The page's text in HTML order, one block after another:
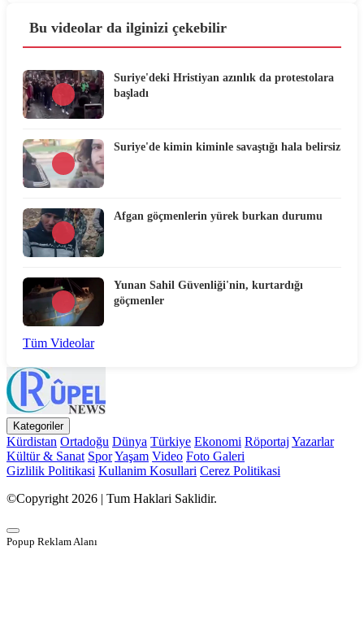
Bu videolar da ilginizi çekebilir
Suriye'deki Hristiyan azınlık da protestolara
başladı
Suriye'de kimin kiminle savaştığı hala belirsiz
Afgan göçmenlerin yürek burkan durumu
Yunan Sahil Güvenliği'nin, kurtardığı
göçmenler
Tüm Videolar
Kategoriler
Kürdistan Ortadoğu Dünya Türkiye Ekonomi Röportaj Yazarlar
Kültür & Sanat SporYaşam Video Foto Galeri
Gizlilik Politikasi Kullanim Kosullari Cerez Politikasi
©Copyright 2026 | Tum Haklari Saklidir.
Popup Reklam Alanı